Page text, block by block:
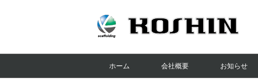
ホーム 会社概要 お知らせ